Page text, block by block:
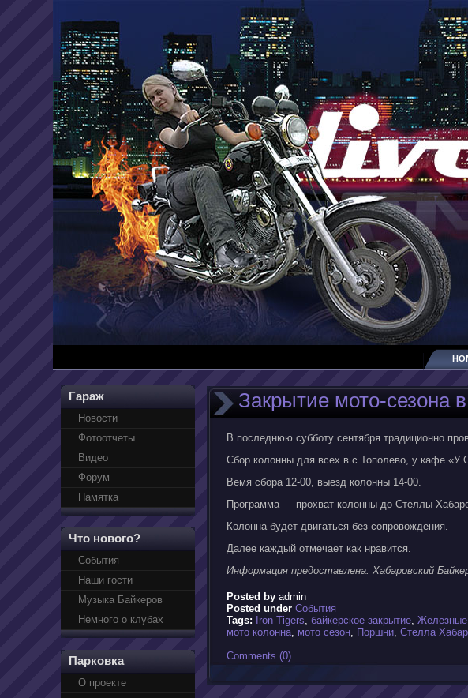
Гараж
Новости
Фотоотчеты
Видео
Форум
Памятка
Что нового?
События
Наши гости
Музыка Байкеров
Немного о клубах
Парковка
О проекте
Закрытие мото-сезона
В последнюю субботу сентября традиционно
Сбор колонны для всех в с.Тополево, у кафе «У
Вемя сбора 12-00, выезд колонны 14-00.
Программа — прохват колонны до Стеллы
Колонна будет двигаться без сопровождения.
Далее каждый отмечает как нравится.
Информация предоставлена: Хабаровский
Posted by admin
Posted under События
Tags:
Iron Tigers, байкерское закрытие, Железные
мото колонна, мото сезон, Поршни, Стелла
Comments (0)